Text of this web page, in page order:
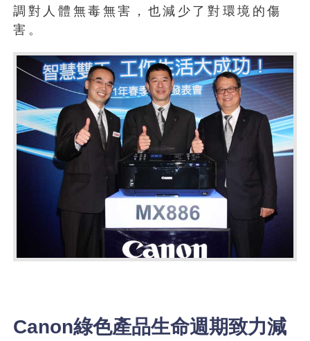
調對人體無毒無害，也減少了對環境的傷
害。
Canon綠色產品生命週期致力減